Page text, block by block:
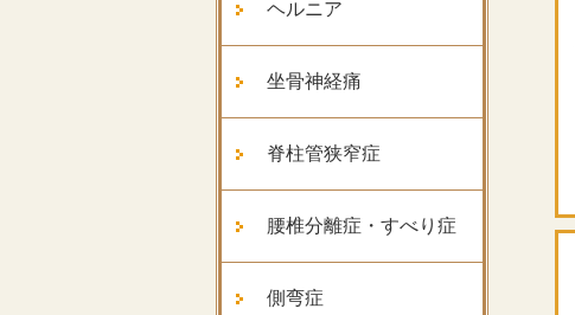
ヘルニア
坐骨神経痛
脊柱管狭窄症
腰椎分離症・すべり症
側弯症